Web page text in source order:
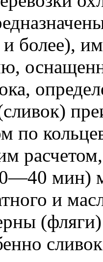
более),
по
мин)
и